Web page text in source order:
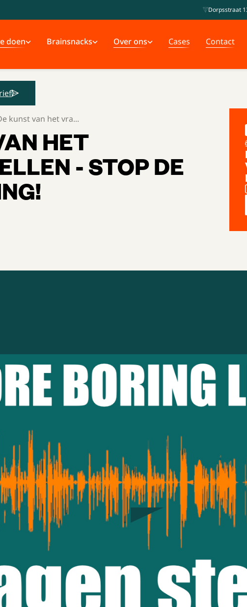
Dorpsstraat
doen Brainsnacks Over ons Cases Contact
kunst van het vra...
HET
- STOP DE